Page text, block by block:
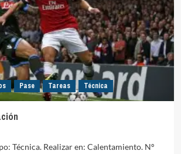
Pase Tareas Técnica
Técnica. Realizar en: Calentamiento. Nº